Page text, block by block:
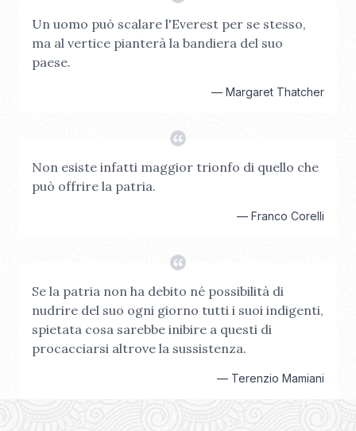
Un uomo può scalare l'Everest per se stesso,
ma al vertice pianterà la bandiera del suo
paese.
— Margaret Thatcher
Non esiste infatti maggior trionfo di quello che
può offrire la patria.
— Franco Corelli
Se la patria non ha debito né possibilità di
nudrire del suo ogni giorno tutti i suoi indigenti,
spietata cosa sarebbe inibire a questi di
procacciarsi altrove la sussistenza.
— Terenzio Mamiani